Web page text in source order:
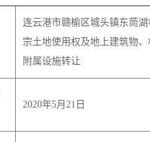
连云港市赣榆区城头镇东茼湖
宗土地使用权及地上建筑物、
附属设施转让
2020年5月21日